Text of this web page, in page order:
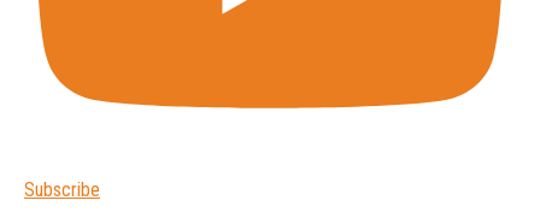
Subscribe